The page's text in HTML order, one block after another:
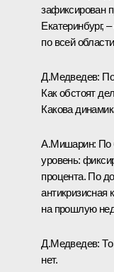
зафиксирован
Екатеринбург,
по всей
Д.Медведев:
Как обстоят
Какова
А.Мишарин: По
уровень:
процента. По
антикризисная
на прошлую
Д.Медведев:
нет.